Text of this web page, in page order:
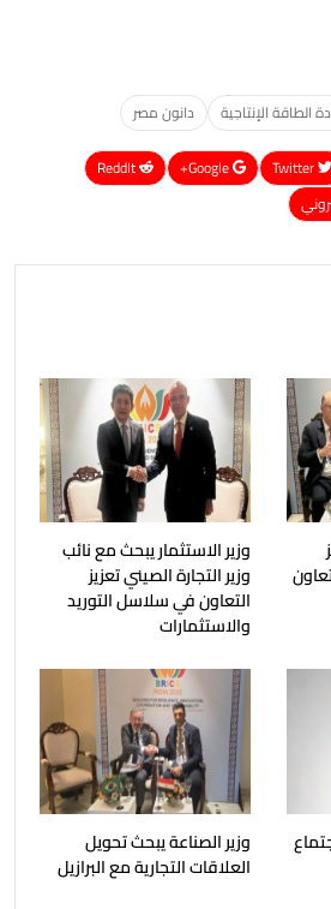
الطاقة الإنتاجية دانون مصر
Google+
ReddIt
وزير الاستثمار يبحث مع نائب
وزير التجارة الصيني تعزيز
التعاون في سلاسل التوريد
والاستثمارات
وزير الصناعة يبحث تحويل
العلاقات التجارية مع البرازيل